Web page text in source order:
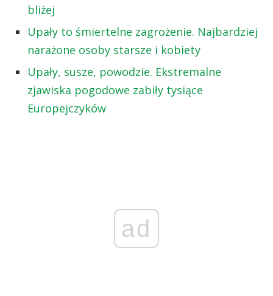
bliżej
Upały to śmiertelne zagrożenie. Najbardziej
narażone osoby starsze i kobiety
Upały, susze, powodzie. Ekstremalne
zjawiska pogodowe zabiły tysiące
Europejczyków
ad